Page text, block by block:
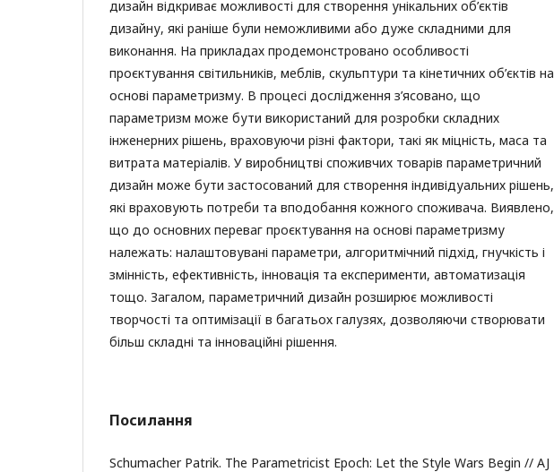
дизайн відкриває можливості для створення унікальних об’єктів
дизайну, які раніше були неможливими або дуже складними для
виконання. На прикладах продемонстровано особливості
проєктування світильників, меблів, скульптури та кінетичних об’єктів на
основі параметризму. В процесі дослідження з’ясовано, що
параметризм може бути використаний для розробки складних
інженерних рішень, враховуючи різні фактори, такі як міцність, маса та
витрата матеріалів. У виробництві споживчих товарів параметричний
дизайн може бути застосований для створення індивідуальних рішень,
які враховують потреби та вподобання кожного споживача. Виявлено,
що до основних переваг проєктування на основі параметризму
належать: налаштовувані параметри, алгоритмічний підхід, гнучкість і
змінність, ефективність, інновація та експерименти, автоматизація
тощо. Загалом, параметричний дизайн розширює можливості
творчості та оптимізації в багатьох галузях, дозволяючи створювати
більш складні та інноваційні рішення.
Посилання
Schumacher Patrik. The Parametricist Epoch: Let the Style Wars Begin // AJ